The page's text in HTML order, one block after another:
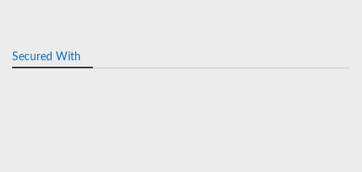
Secured With